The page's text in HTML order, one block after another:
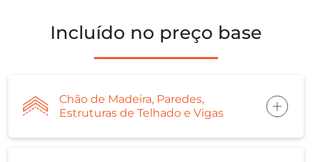
Incluído no preço base
Chão de Madeira, Paredes,
Estruturas de Telhado e Vigas